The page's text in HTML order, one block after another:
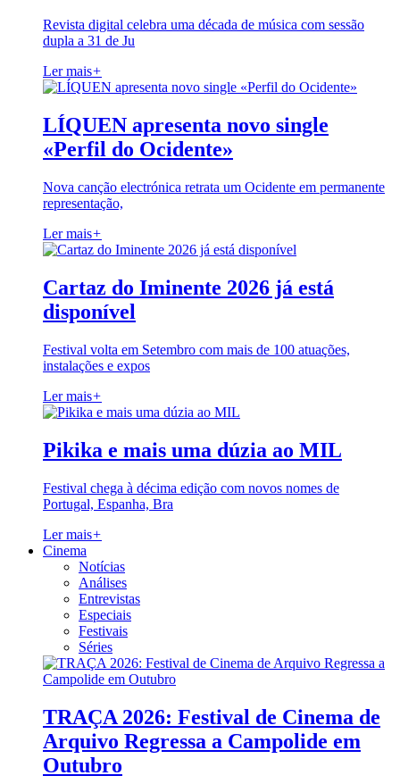
Revista digital celebra uma década de música com sessão
dupla a 31 de Ju
Ler mais+
LÍQUEN apresenta novo single
«Perfil do Ocidente»
Nova canção electrónica retrata um Ocidente em permanente
representação,
Ler mais+
Cartaz do Iminente 2026 já está
disponível
Festival volta em Setembro com mais de 100 atuações,
instalações e expos
Ler mais+
Pikika e mais uma dúzia ao MIL
Festival chega à décima edição com novos nomes de
Portugal, Espanha, Bra
Ler mais+
Cinema
Notícias
Análises
Entrevistas
Especiais
Festivais
Séries
TRAÇA 2026: Festival de Cinema de
Arquivo Regressa a Campolide em
Outubro